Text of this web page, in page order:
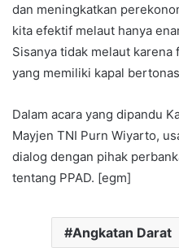
dan meningkatkan
kita efektif melaut hanya
Sisanya tidak melaut
yang memiliki kapal
Dalam acara yang dipandu
Mayjen TNI Purn Wiyarto,
dialog dengan pihak
tentang PPAD. [egm]
Angkatan Darat